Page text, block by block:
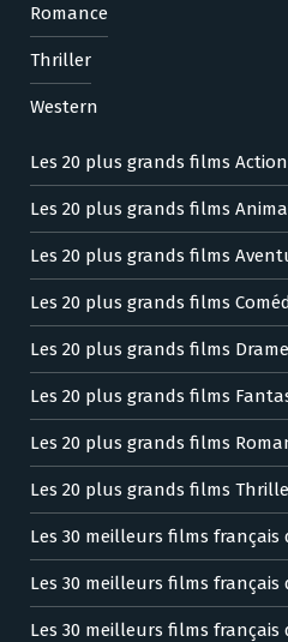
Romance
Thriller
Western
Les 20 plus grands films Action
Les 20 plus grands films
Les 20 plus grands films
Les 20 plus grands films
Les 20 plus grands films Drame
Les 20 plus grands films
Les 20 plus grands films
Les 20 plus grands films
Les 30 meilleurs films français
Les 30 meilleurs films français
Les 30 meilleurs films français